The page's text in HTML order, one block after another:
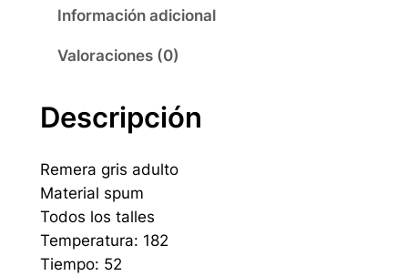
d
l
t
o
c
a
Información adicional
Valoraciones (0)
Descripción
Remera gris adulto
Material spum
Todos los talles
Temperatura: 182
Tiempo: 52